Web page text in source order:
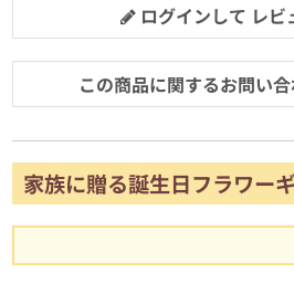
ログインして レビ
この商品に関するお問い
家族に贈る誕生日フラワー